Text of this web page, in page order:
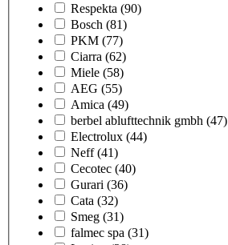
Respekta (90)
Bosch (81)
PKM (77)
Ciarra (62)
Miele (58)
AEG (55)
Amica (49)
berbel ablufttechnik gmbh (47)
Electrolux (44)
Neff (41)
Cecotec (40)
Gurari (36)
Cata (32)
Smeg (31)
falmec spa (31)